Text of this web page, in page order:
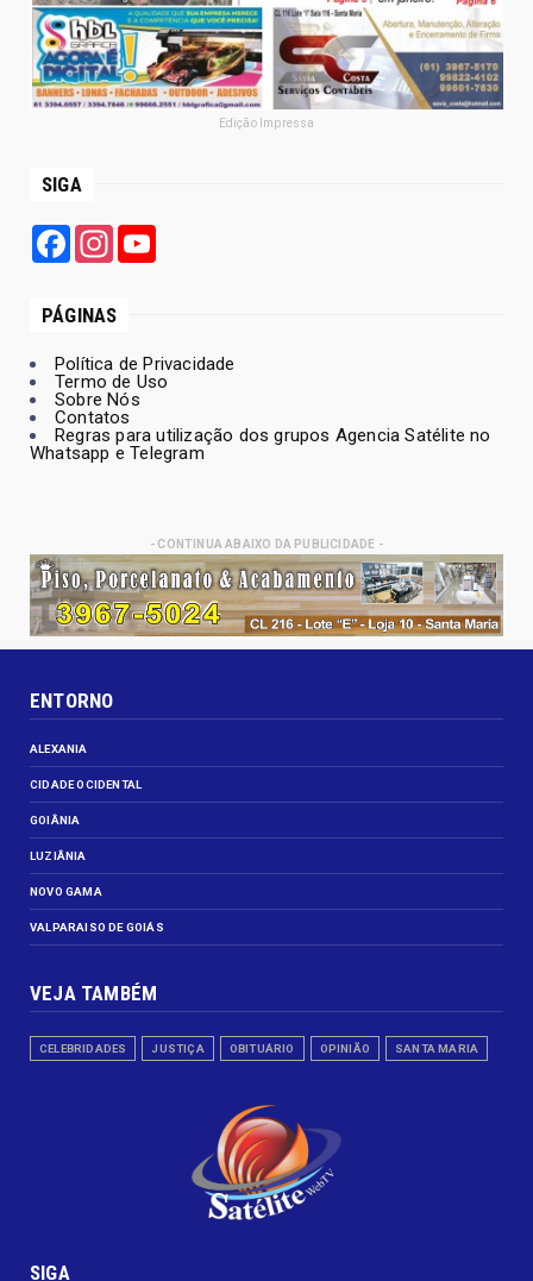
Edição Impressa
SIGA
FacebookInstagram
PÁGINAS
Política de Privacidade
Termo de Uso
Sobre Nós
Contatos
Regras para utilização dos grupos Agencia Satélite no
Whatsapp e Telegram
- CONTINUA ABAIXO DA PUBLICIDADE -
ENTORNO
ALEXANIA
CIDADE OCIDENTAL
GOIÂNIA
LUZIÂNIA
NOVO GAMA
VALPARAISO DE GOIÁS
VEJA TAMBÉM
CELEBRIDADES JUSTIÇA OBITUÁRIO OPINIÃO SANTA MARIA
SIGA